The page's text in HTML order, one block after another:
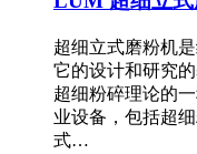
超细立式磨粉机
它的设计和研究
超细粉碎理论的
业设备，包括超
式…